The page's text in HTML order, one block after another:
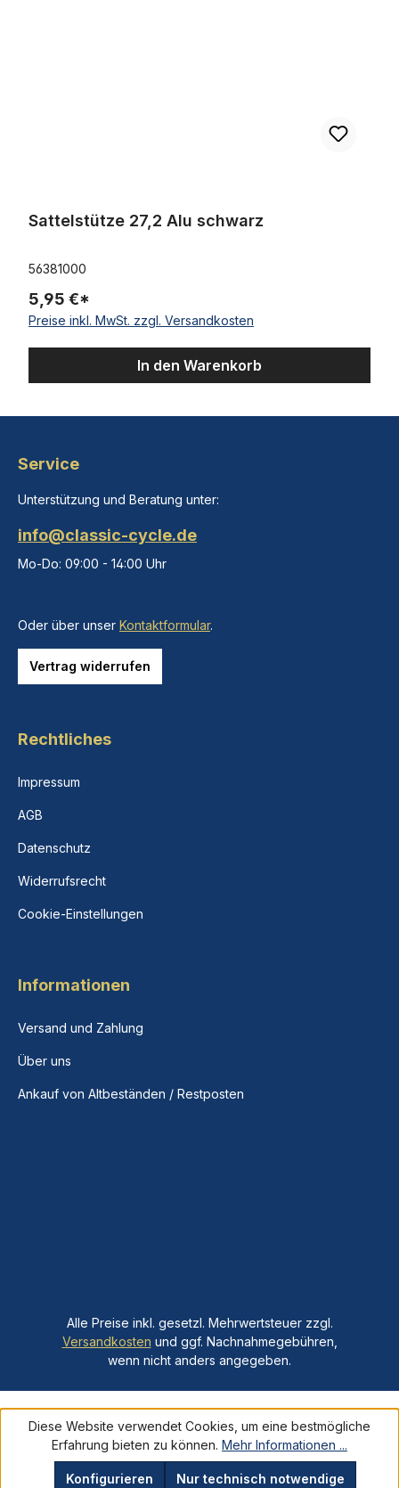
Sattelstütze 27,2 Alu schwarz
56381000
5,95 €*
Preise inkl. MwSt. zzgl. Versandkosten
In den Warenkorb
Service
Unterstützung und Beratung unter:
info@classic-cycle.de
Mo-Do: 09:00 - 14:00 Uhr
Oder über unser Kontaktformular.
Vertrag widerrufen
Rechtliches
Impressum
AGB
Datenschutz
Widerrufsrecht
Cookie-Einstellungen
Informationen
Versand und Zahlung
Über uns
Ankauf von Altbeständen / Restposten
Alle Preise inkl. gesetzl. Mehrwertsteuer zzgl.
Versandkosten und ggf. Nachnahmegebühren,
wenn nicht anders angegeben.
Diese Website verwendet Cookies, um eine bestmögliche
Erfahrung bieten zu können. Mehr Informationen ...
Nur technisch notwendige
Konfigurieren